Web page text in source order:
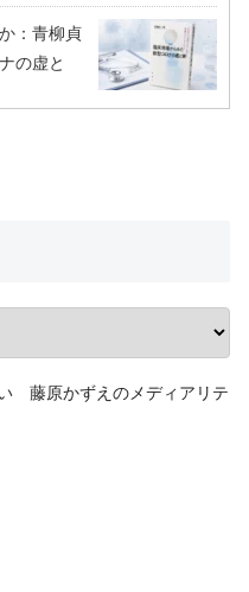
：青柳貞
の虚と
藤原かずえのメディアリテ